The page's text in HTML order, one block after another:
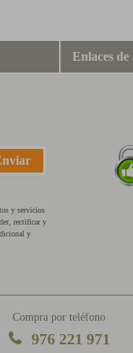
Enlaces de
y servicios
rectificar y
y
Compra por teléfono
976 221 971